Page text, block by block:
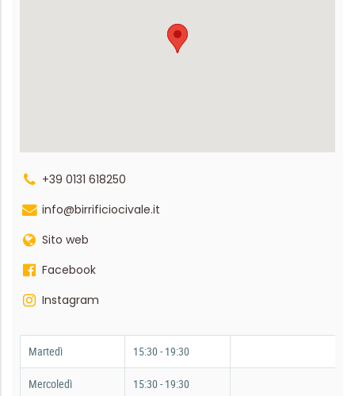
+39 0131 618250
info@birrificiocivale.it
Sito web
Facebook
Instagram
Martedì 15:30 - 19:30
Mercoledì 15:30 - 19:30